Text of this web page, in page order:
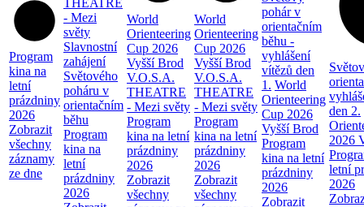
Program
kina na
letní
prázdniny
2026
Zobrazit
všechny
záznamy
ze dne
- Mezi
světy
Slavnostní
zahájení
Světového
poháru v
orientačním
běhu
Program
kina na
letní
prázdniny
2026
World
Orienteering
Cup 2026
Vyšší Brod
V.O.S.A.
THEATRE
- Mezi světy
Program
kina na letní
prázdniny
2026
Zobrazit
všechny
World
Orienteering
Cup 2026
Vyšší Brod
V.O.S.A.
THEATRE
- Mezi světy
Program
kina na letní
prázdniny
2026
Zobrazit
všechny
pohár v
orientačním
běhu -
vyhlášení
vítězů den
1. World
Orienteering
Cup 2026
Vyšší Brod
Program
kina na letní
prázdniny
2026
Zobrazit
den 2.
2026
letní
2026